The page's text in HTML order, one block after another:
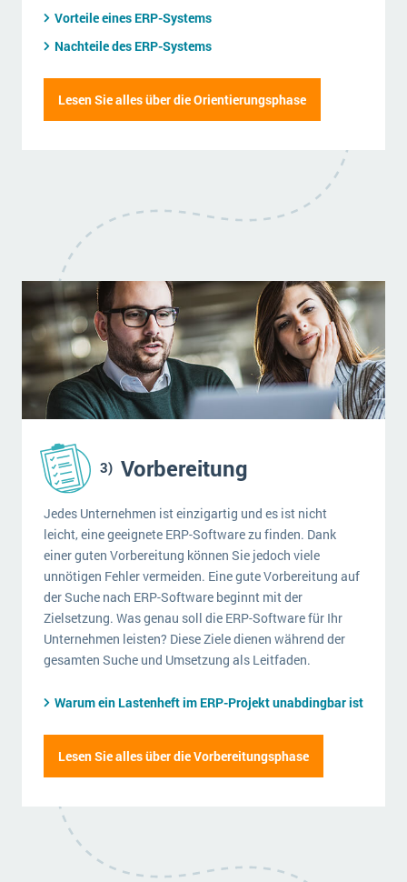
Vorteile eines ERP-Systems
Nachteile des ERP-Systems
Lesen Sie alles über die Orientierungsphase
Vorbereitung
Jedes Unternehmen ist einzigartig und es ist nicht
leicht, eine geeignete ERP-Software zu finden. Dank
einer guten Vorbereitung können Sie jedoch viele
unnötigen Fehler vermeiden. Eine gute Vorbereitung auf
der Suche nach ERP-Software beginnt mit der
Zielsetzung. Was genau soll die ERP-Software für Ihr
Unternehmen leisten? Diese Ziele dienen während der
gesamten Suche und Umsetzung als Leitfaden.
Warum ein Lastenheft im ERP-Projekt unabdingbar ist
Lesen Sie alles über die Vorbereitungsphase